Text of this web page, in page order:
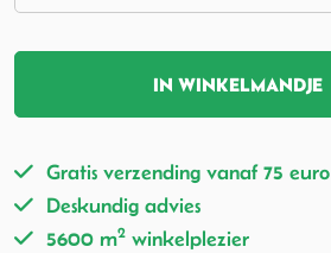
IN WINKELMANDJE
Gratis verzending vanaf 75 euro
Deskundig advies
5600 m2 winkelplezier